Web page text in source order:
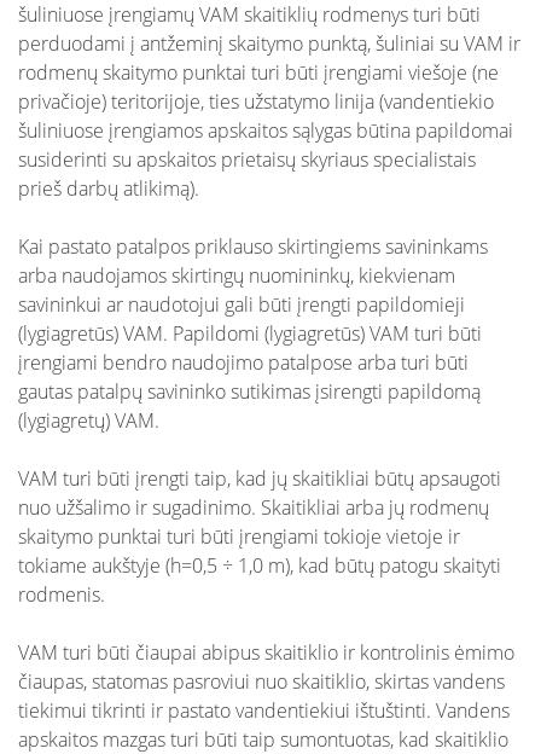
schemos
Papildomai teikiamos paslaugos
gyventojams
Nuotekų išvežimas
Skundų nagrinėjimas neteismine tvarka
Nuotolinė apskaita
Kaip tapti klientu
Projektų derinimas
Apsaugos zonos
Žemės kasinėjimo darbų leidimo derinimas
Atsiskaitymas už paslaugas
Kainos
Nuotekų kontrolė
DUK: Apskaitos prietaisai
DUK: Klientų aptarnavimas
DUK: Sąskaitos, apmokėjimas
DUK: Projektų derinimas
DUK: Skolos
Sutarčių sudarymas
Kainos
Vidutinis vandens suvartojimas
Daugiabučiuose namuose
Želdinių laistymui
Pastatų įvaduose
Papildomai teikiamos paslaugos
gyventojams
Nuotekų išvežimas
Skundų nagrinėjimas neteismine tvarka
Prašymai pakloti tinklus iki sklypo ribos
Nuotolinė apskaita
šuliniuose įrengiamų VAM skaitiklių rodmenys turi būti
perduodami į antžeminį skaitymo punktą, šuliniai su VAM ir
rodmenų skaitymo punktai turi būti įrengiami viešoje (ne
privačioje) teritorijoje, ties užstatymo linija (vandentiekio
šuliniuose įrengiamos apskaitos sąlygas būtina papildomai
susiderinti su apskaitos prietaisų skyriaus specialistais
prieš darbų atlikimą).
Kai pastato patalpos priklauso skirtingiems savininkams
arba naudojamos skirtingų nuomininkų, kiekvienam
savininkui ar naudotojui gali būti įrengti papildomieji
(lygiagretūs) VAM. Papildomi (lygiagretūs) VAM turi būti
įrengiami bendro naudojimo patalpose arba turi būti
gautas patalpų savininko sutikimas įsirengti papildomą
(lygiagretų) VAM.
VAM turi būti įrengti taip, kad jų skaitikliai būtų apsaugoti
nuo užšalimo ir sugadinimo. Skaitikliai arba jų rodmenų
skaitymo punktai turi būti įrengiami tokioje vietoje ir
tokiame aukštyje (h=0,5 ÷ 1,0 m), kad būtų patogu skaityti
rodmenis.
VAM turi būti čiaupai abipus skaitiklio ir kontrolinis ėmimo
čiaupas, statomas pasroviui nuo skaitiklio, skirtas vandens
tiekimui tikrinti ir pastato vandentiekiui ištuštinti. Vandens
apskaitos mazgas turi būti taip sumontuotas, kad skaitiklio